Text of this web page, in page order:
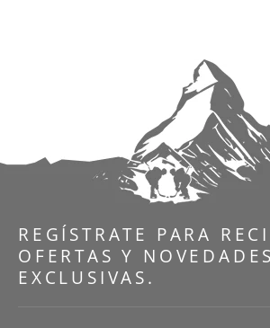
REGÍSTRATE PARA
OFERTAS Y NOVEDADES
EXCLUSIVAS.